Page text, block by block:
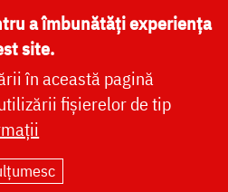
CATEDRALA NAȚIONALĂ
DOXOLOGIA MEDIA
a îmbunătăți experiența
site.
în această pagină
fișierelor de tip